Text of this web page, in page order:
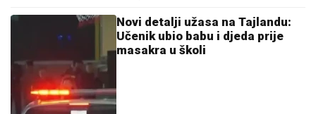
Novi detalji užasa na Tajlandu:
Učenik ubio babu i djeda prije
masakra u školi